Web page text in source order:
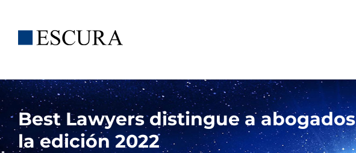
contenido
Best Lawyers distingue a abogados
la edición 2022